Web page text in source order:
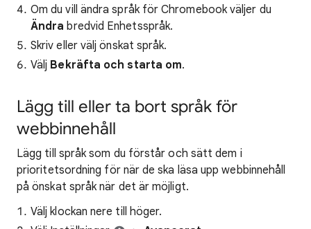
Om du vill ändra språk för Chromebook väljer du
Ändra bredvid Enhetsspråk.
Skriv eller välj önskat språk.
Välj Bekräfta och starta om.
Lägg till eller ta bort språk för
webbinnehåll
Lägg till språk som du förstår och sätt dem i
prioritetsordning för när de ska läsa upp webbinnehåll
på önskat språk när det är möjligt.
Välj klockan nere till höger.